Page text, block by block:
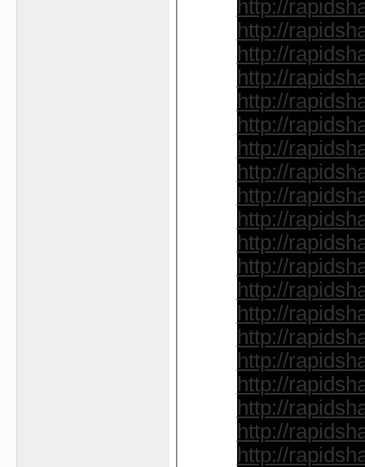
http://
http://
http://
http://
http://
http://
http://
http://
http://
http://
http://
http://
http://
http://
http://
http://
http://
http://
http://
http://